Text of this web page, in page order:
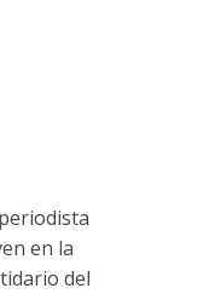
en la
del